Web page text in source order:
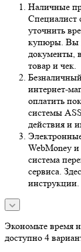
Наличные
Специалист
уточнить
купюры. Вы
документы,
товар и чек.
интернет-
оплатить
системы
действия и
WebMoney
система
сервиса.
инструкции.
Экономьте время
доступно 4